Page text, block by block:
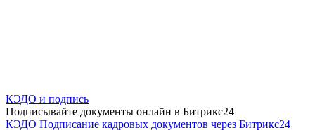
КЭДО и подпись
Подписывайте документы онлайн в Битрикс24
КЭДО Подписание кадровых документов через Битрикс24